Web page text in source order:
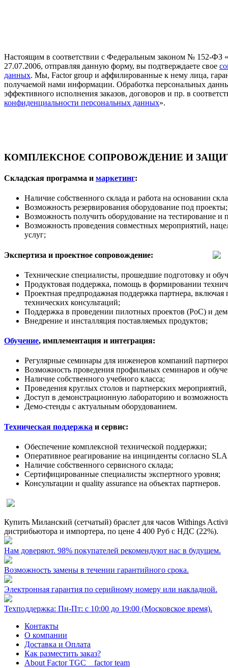
Настоящим в соответствии с Федеральным законом № 152-ФЗ
27.07.2006, отправляя данную форму, вы подтверждаете свое
данных. Мы, Factor group и аффилированные к нему лица,
получаемой нами информации. Обработка персональных
эффективного исполнения заказов, договоров и пр. в
конфиденциальности персональных данных».
КОМПЛЕКСНОЕ СОПРОВОЖДЕНИЕ И
Складская программа и маркетинг:
Наличие собственного склада и работа на основании
Возможность резервирования оборудование под проекты;
Возможность получить оборудование на тестирование и
Возможность проведения совместных мероприятий,
услуг;
Экспертиза и проектное сопровождение:
Технические специалисты, прошедшие подготовку и
Продуктовая поддержка, помощь в формировании
Проектная предпродажная поддержка партнера, включая
технических консультаций;
Поддержка в проведении пилотных проектов (PoC) и
Внедрение и инсталляция поставляемых продуктов;
Обучение, имплементация и интеграция:
Регулярные семинары для инженеров компаний
Возможность проведения профильных семинаров и
Наличие собственного учебного класса;
Проведения круглых столов и партнерских
Доступ в демонстрационную лабораторию и
Демо-стенды с актуальным оборудованием.
Техническая поддержка и сервис:
Обеспечение комплексной технической поддержки;
Оперативное реагирование на инцинденты согласно
Наличие собственного сервисного склада;
Сертифицированные специалисты экспертного уровня;
Консультации и quality assurance на объектах партнеров.
Купить Миланский (сетчатый) браслет для часов Withings
дистрибьютора и импортера, по цене 4 400 Руб с НДС (22%).
Нам доверяют. 98% покупателей рекомендуют нас в будущем.
Возможность замены в течении гарантийного срока.
Электронная гарантия по серийному номеру или накладной.
Техподдержка: Пн-Пт: с 10:00 до 19:00 (Московское время).
Контакты
О компании
Доставка и Оплата
Как разместить заказ?
About Factor TGC _ factor team